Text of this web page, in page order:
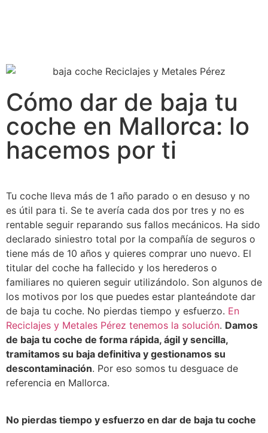
Cómo dar de baja tu
coche en Mallorca: lo
hacemos por ti
Tu coche lleva más de 1 año parado o en desuso y no
es útil para ti. Se te avería cada dos por tres y no es
rentable seguir reparando sus fallos mecánicos. Ha sido
declarado siniestro total por la compañía de seguros o
tiene más de 10 años y quieres comprar uno nuevo. El
titular del coche ha fallecido y los herederos o
familiares no quieren seguir utilizándolo. Son algunos de
los motivos por los que puedes estar planteándote dar
de baja tu coche. No pierdas tiempo y esfuerzo. En
Reciclajes y Metales Pérez tenemos la solución. Damos
de baja tu coche de forma rápida, ágil y sencilla,
tramitamos su baja definitiva y gestionamos su
descontaminación. Por eso somos tu desguace de
referencia en Mallorca.
No pierdas tiempo y esfuerzo en dar de baja tu coche